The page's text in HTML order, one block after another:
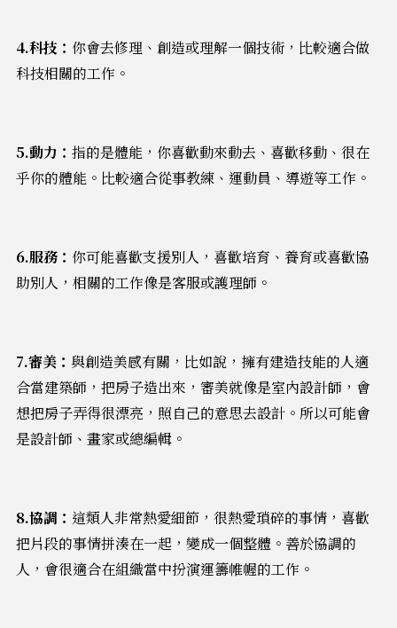
4.科技： 你會去修理、創造或理解一個技術，比較適合做
科技相關的工作。
5.動力： 指的是體能，你喜歡動來動去、喜歡移動、很在
乎你的體能。比較適合從事教練、運動員、導遊等工作。
6.服務： 你可能喜歡支援別人，喜歡培育、養育或喜歡協
助別人，相關的工作像是客服或護理師。
7.審美： 與創造美感有關，比如說，擁有建造技能的人適
合當建築師，把房子造出來，審美就像是室內設計師，會
想把房子弄得很漂亮，照自己的意思去設計。所以可能會
是設計師、畫家或總編輯。
8.協調： 這類人非常熱愛細節，很熱愛瑣碎的事情，喜歡
把片段的事情拼湊在一起，變成一個整體。善於協調的
人，會很適合在組織當中扮演運籌帷幄的工作。